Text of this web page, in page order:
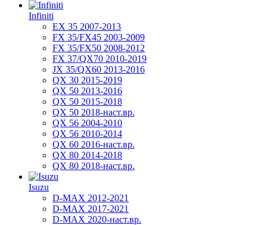
Infiniti
EX 35 2007-2013
FX 35/FX45 2003-2009
FX 35/FX50 2008-2012
FX 37/QX70 2010-2019
JX 35/QX60 2013-2016
QX 30 2015-2019
QX 50 2013-2016
QX 50 2015-2018
QX 50 2018-наст.вр.
QX 56 2004-2010
QX 56 2010-2014
QX 60 2016-наст.вр.
QX 80 2014-2018
QX 80 2018-наст.вр.
Isuzu
D-MAX 2012-2021
D-MAX 2017-2021
D-MAX 2020-наст.вр.